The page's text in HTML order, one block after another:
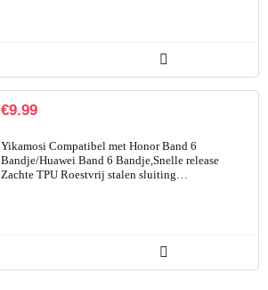
€9.99
Yikamosi Compatibel met Honor Band 6
Bandje/Huawei Band 6 Bandje,Snelle release
Zachte TPU Roestvrij stalen sluiting…